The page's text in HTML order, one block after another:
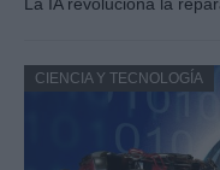
CIENCIA Y TECNOLOGÍA